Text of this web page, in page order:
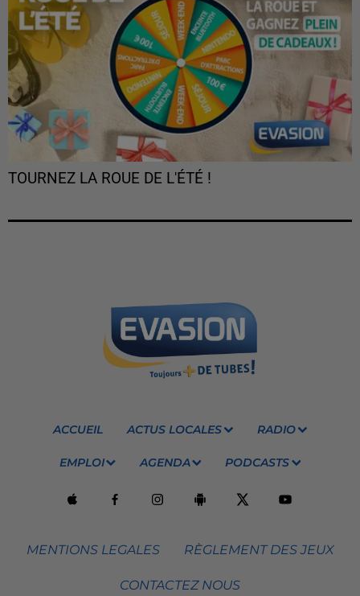
TOURNEZ LA ROUE DE L'ÉTÉ !
ACCUEIL ACTUS LOCALES RADIO
EMPLOI AGENDA PODCASTS
MENTIONS LEGALES RÈGLEMENT DES JEUX
CONTACTEZ NOUS